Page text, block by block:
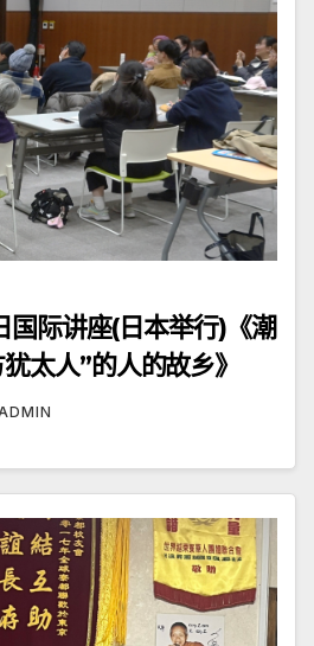
际讲座(日本举行)《潮
太人”的人的故乡》